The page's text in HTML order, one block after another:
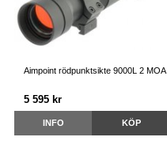
Aimpoint rödpunktsikte 9000L 2 MOA
5 595 kr
INFO KÖP